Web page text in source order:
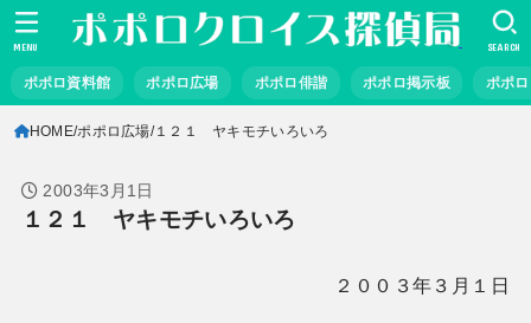
ポポロ資料館 ポポロ広場 ポポロ俳諧 ポポロ掲示板 ポポ
SEARCH
MENU
HOME ポポロ広場 １２１ ヤキモチいろいろ
2003年3月1日
１２１ ヤキモチいろいろ
２００３年３月１日